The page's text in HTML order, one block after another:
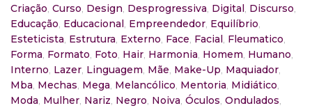
Criação, Curso, Design, Desprogressiva, Digital, Discurso,
Educação, Educacional, Empreendedor, Equilíbrio,
Esteticista, Estrutura, Externo, Face, Facial, Fleumatico,
Forma, Formato, Foto, Hair, Harmonia, Homem, Humano,
Interno, Lazer, Linguagem, Mãe, Make-Up, Maquiador,
Mba, Mechas, Mega, Melancólico, Mentoria, Midiático,
Moda, Mulher, Nariz, Negro, Noiva, Óculos, Ondulados,